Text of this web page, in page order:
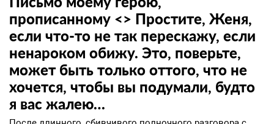
прописанному <> Простите, Женя,
если что-то не так перескажу, если
ненароком обижу. Это, поверьте,
может быть только оттого, что не
хочется, чтобы вы подумали, будто
я вас жалею…